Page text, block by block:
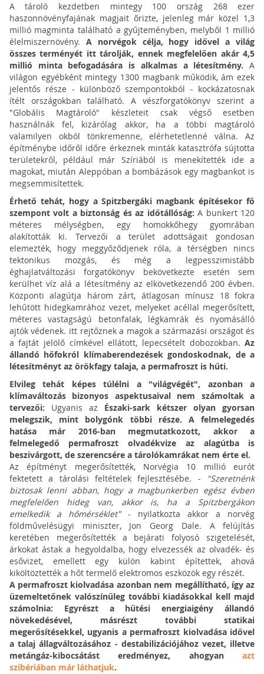
A tároló kezdetben mintegy 100 ország 268 ezer
haszonnövényfajának magjait őrizte, jelenleg már közel 1,3
millió magminta található a gyűjteményben, melyből 1 millió
élelmiszernövény. A norvégok célja, hogy idővel a világ
összes terményét itt tárolják, ennek megfelelően akár 4,5
millió minta befogadására is alkalmas a létesítmény. A
világon egyébként mintegy 1300 magbank működik, ám ezek
jelentős része - különböző szempontokból - kockázatosnak
ítélt országokban található. A vészforgatókönyv szerint a
"Globális Magtároló" készleteit csak végső esetben
használnák fel, kizárólag akkor, ha a többi magtároló
valamilyen okból tönkremenne, elérhetetlenné válna. Az
építménybe időről időre érkeznek minták katasztrófa sújtotta
területekről, például már Szíriából is menekítették ide a
magokat, miután Aleppóban a bombázások egy magbankot is
megsemmisítettek.
Érhető tehát, hogy a Spitzbergáki magbank építésekor fő
szempont volt a biztonság és az időtállóság:A bunkert 120
méteres mélységben, egy homokkőhegy gyomrában
alakították ki. Tervezői a terület adottságait gondosan
elemezték, hogy meggyőződjenek róla, a térségben nincs
tektonikus mozgás, és még a legpesszimistább
éghajlatváltozási forgatókönyv bekövetkezte esetén sem
kerülhet víz alá a létesítmény az elkövetkezendő 200 évben.
Központi alagútja három zárt, átlagosan mínusz 18 fokra
lehűtött hidegkamrához vezet, melyeket acéllal megerősített,
méteres vastagságú betonfalak, légkamrák és nyomásálló
ajtók védenek. itt rejtőznek a magok a származási országot és
a fajtát jelölő címkével ellátott, lepecsételt dobozokban.Az
állandó hőfokról klímaberendezések gondoskodnak, de a
létesítményt az örökfagy talaja, a permafroszt is hűti.
Elvileg tehát képes túlélni a "világvégét", azonban a
klímaváltozás bizonyos aspektusaival nem számoltak a
tervezői: Ugyanis az Északi-sark kétszer olyan gyorsan
melegszik, mint bolygónk többi része. A felmelegedés
hatása már 2016-ban megmutatkozott, akkor a
felmelegedő permafroszt olvadékvize az alagútba is
beszivárgott, de szerencsére a tárolókamrákat nem érte el.
Az építményt megerősítették, Norvégia 10 millió eurót
fektetett a tárolási feltételek fejlesztésébe. -
"Szeretnénk
biztosak lenni abban, hogy a magbunkerben egész évben
megfelelően hideg van, akkor is, ha a Spitzbergákon
emelkedik a hőmérséklet"- nyilatkozta akkor a norvég
földművelésügyi miniszter, Jon Georg Dale. A felújítás
keretében megerősítették a bejárati folyosó szigetelését,
árkokat ástak a hegyoldalba, hogy elvezessék az olvadék- és
esővizet, emellett egy külön kabint építettek, ahová
kiköltöztették a hőt termelő elektromos eszközök egy részét.
A permafroszt kiolvadása azonban nem megállítható, így az
üzemeltetőnek valószínűleg további kiadásokkal kell majd
számolnia: Egyrészt a hűtési energiaigény állandó
növekedésével, másrészt további statikai
megerősítésekkel, ugyanis a permafroszt kiolvadása idővel
a talaj állagváltozásához - destabilizációjához vezet, illetve
metángáz-kibocsátást eredményez, ahogyanazt
szibériában már láthatjuk.